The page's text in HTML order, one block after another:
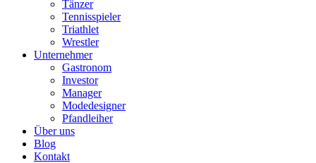
Tänzer
Tennisspieler
Triathlet
Wrestler
Unternehmer
Gastronom
Investor
Manager
Modedesigner
Pfandleiher
Über uns
Blog
Kontakt